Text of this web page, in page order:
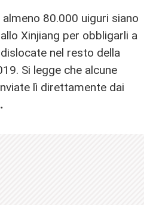
almeno 80.000 uiguri siano
Xinjiang per obbligarli a
nel resto della
Si legge che alcune
lì direttamente dai